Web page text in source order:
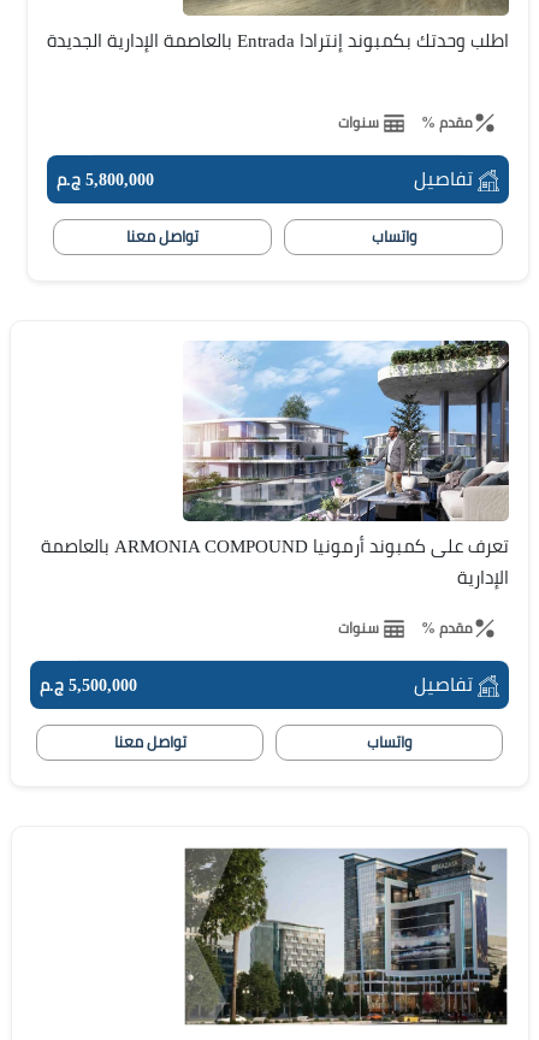
اطلب وحدتك بكمبوند إنترادا Entrada بالعاصمة الإدارية الجديدة
مقدم % سنوات
تفاصيل 5,800,000 ج.م
واتساب تواصل معنا
تعرف على كمبوند أرمونيا ARMONIA COMPOUND بالعاصمة
الإدارية
مقدم % سنوات
تفاصيل 5,500,000 ج.م
واتساب تواصل معنا